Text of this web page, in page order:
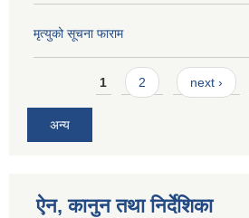
मृत्युको सूचना फाराम
Pages1 2 next ›
अन्य
ऐन, कानुन तथा निर्देशिका